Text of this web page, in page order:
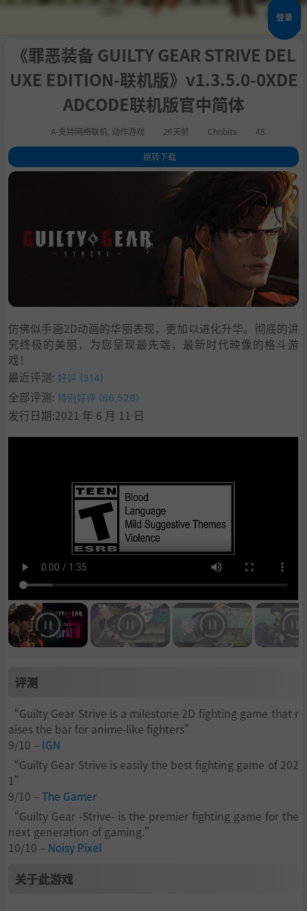
登录
《罪恶装备 GUILTY GEAR STRIVE DEL
UXE EDITION-联机版》v1.3.5.0-0XDE
ADCODE联机版官中简体
A-支持网络联机, 动作游戏 26天前 Chobits 48
跳转下载
1.评测
.启动说明
仿佛似手画2D动画的华丽表现，更加以进化升华。彻底的讲
究终极的美丽，为您呈现最先端，最新时代映像的格斗游
戏！
最近评测: 好评 (314)
全部评测: 特别好评 (66,528)
发行日期:2021 年 6 月 11 日
评测
“Guilty Gear Strive is a milestone 2D fighting game that r
aises the bar for anime-like fighters”
9/10 – IGN
“Guilty Gear Strive is easily the best fighting game of 202
1”
9/10 –The Gamer
“Guilty Gear -Strive- is the premier fighting game for the
next generation of gaming.”
10/10 – Noisy Pixel
关于此游戏